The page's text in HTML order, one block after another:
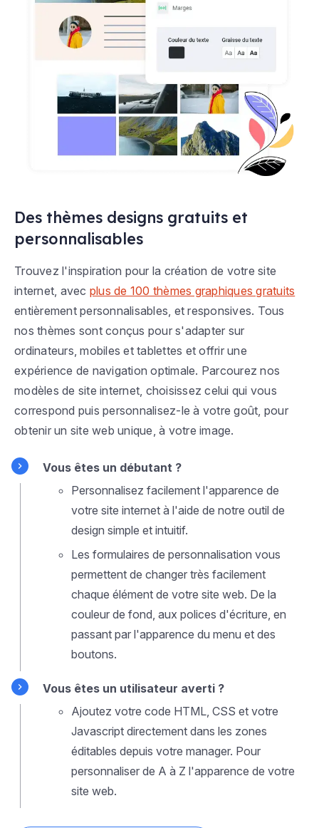
Des thèmes designs gratuits et
personnalisables
Trouvez l'inspiration pour la création de votre site
internet, avec plus de 100 thèmes graphiques gratuits
entièrement personnalisables, et responsives. Tous
nos thèmes sont conçus pour s'adapter sur
ordinateurs, mobiles et tablettes et offrir une
expérience de navigation optimale. Parcourez nos
modèles de site internet, choisissez celui qui vous
correspond puis personnalisez-le à votre goût, pour
obtenir un site web unique, à votre image.
Vous êtes un débutant ?
Personnalisez facilement l'apparence de
votre site internet à l'aide de notre outil de
design simple et intuitif.
Les formulaires de personnalisation vous
permettent de changer très facilement
chaque élément de votre site web. De la
couleur de fond, aux polices d'écriture, en
passant par l'apparence du menu et des
boutons.
Vous êtes un utilisateur averti ?
Ajoutez votre code HTML, CSS et votre
Javascript directement dans les zones
éditables depuis votre manager. Pour
personnaliser de A à Z l'apparence de votre
site web.